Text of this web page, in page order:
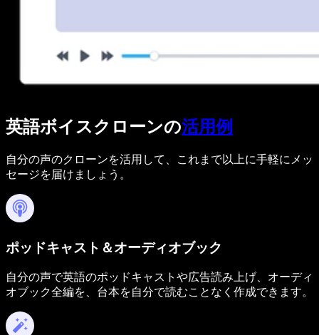
英語ボイスクローンの活用例
自分の声のクローンを活用して、これまで以上に手軽にメッ
セージを届けましょう。
ポッドキャスト＆オーディオブック
自分の声で英語のポッドキャストや広告読み上げ、オーディ
オブック全編を、台本を自分で読むことなく作成できます。